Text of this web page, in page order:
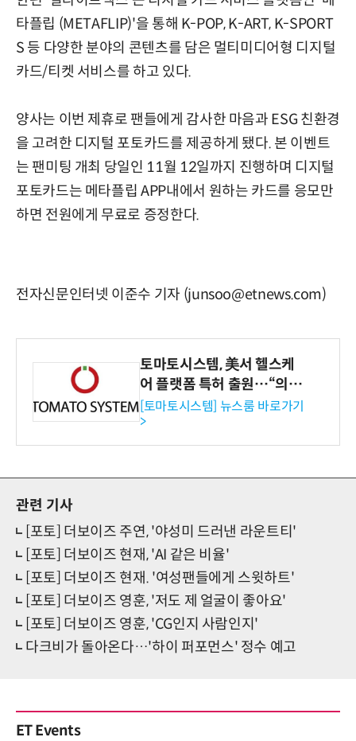
타플립 (METAFLIP)'을 통해 K-POP, K-ART, K-SPORT
S 등 다양한 분야의 콘텐츠를 담은 멀티미디어형 디지털
카드/티켓 서비스를 하고 있다.
양사는 이번 제휴로 팬들에게 감사한 마음과 ESG 친환경
을 고려한 디지털 포토카드를 제공하게 됐다. 본 이벤트
는 팬미팅 개최 당일인 11월 12일까지 진행하며 디지털
포토카드는 메타플립 APP내에서 원하는 카드를 응모만
하면 전원에게 무료로 증정한다.
전자신문인터넷 이준수 기자 (junsoo@etnews.com)
토마토시스템, 美서 헬스케
어 플랫폼 특허 출원…“의료
기관·보험사 공략”
[토마토시스템] 뉴스룸 바로가기
>
관련 기사
[포토] 더보이즈 주연, '야성미 드러낸 라운트티'
[포토] 더보이즈 현재, 'AI 같은 비율'
[포토] 더보이즈 현재. '여성팬들에게 스윗하트'
[포토] 더보이즈 영훈, '저도 제 얼굴이 좋아요'
[포토] 더보이즈 영훈, 'CG인지 사람인지'
다크비가 돌아온다…'하이 퍼포먼스' 정수 예고
ET Events